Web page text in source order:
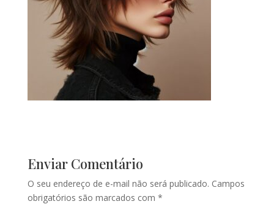
Enviar Comentário
O seu endereço de e-mail não será publicado. Campos
obrigatórios são marcados com *